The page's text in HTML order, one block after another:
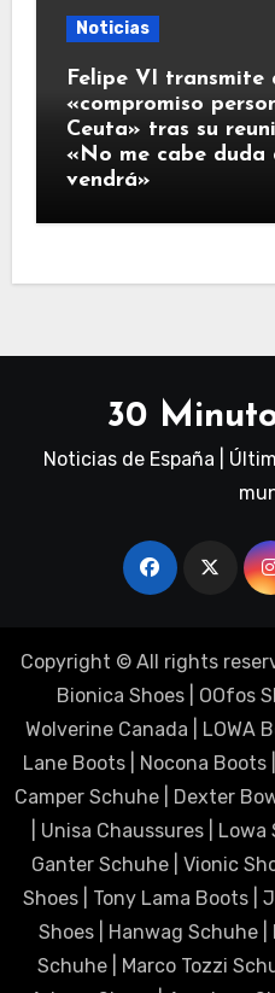
Noticias
Felipe VI transmite
«compromiso
Ceuta» tras su
«No me cabe duda
vendrá»
30
Noticias de España |
Copyright © All rights
Bionica Shoes
OOfos
Wolverine Canada
LOWA
Lane Boots| Nocona Boots|
Camper Schuhe| Dexter
Unisa Chaussures| Lowa
Ganter Schuhe
Vionic
Shoes| Tony Lama Boots|
Shoes
Hanwag Schuhe
Schuhe
Marco Tozzi